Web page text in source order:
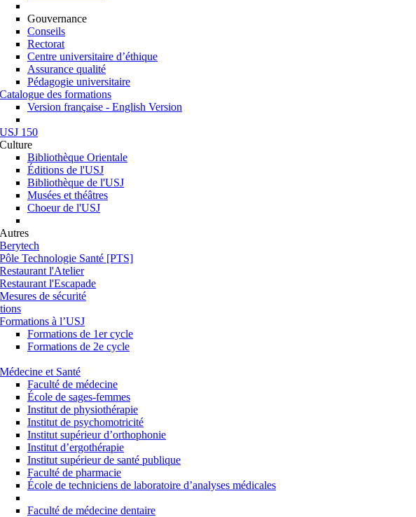
Gouvernance
Conseils
Rectorat
Centre universitaire d’éthique
Assurance qualité
Pédagogie universitaire
Catalogue des formations
Version française - English Version
USJ 150
Culture
Bibliothèque Orientale
Éditions de l'USJ
Bibliothèque de l'USJ
Musées et théâtres
Choeur de l'USJ
Autres
Berytech
Pôle Technologie Santé [PTS]
Restaurant l'Atelier
Restaurant l'Escapade
Mesures de sécurité
Formations à l’USJ
Formations de 1er cycle
Formations de 2e cycle
Médecine et Santé
Faculté de médecine
École de sages-femmes
Institut de physiothérapie
Institut de psychomotricité
Institut supérieur d’orthophonie
Institut d’ergothérapie
Institut supérieur de santé publique
Faculté de pharmacie
École de techniciens de laboratoire d’analyses médicales
Faculté de médecine dentaire